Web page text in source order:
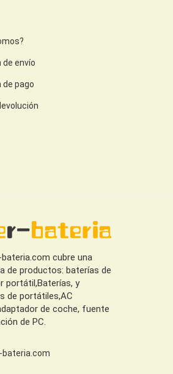
envío
pago
cubre una
de productos: baterías de
portátil,Baterías, y
de portátiles,AC
de coche, fuente
de PC.
bateria.com